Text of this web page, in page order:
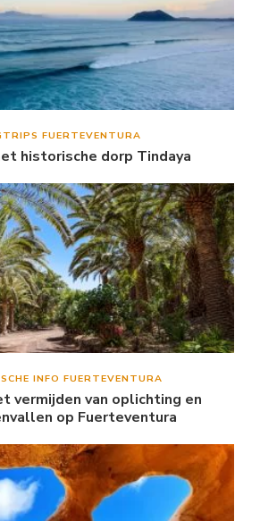
FUERTEVENTURA
historische dorp Tindaya
INFO FUERTEVENTURA
vermijden van oplichting en
op Fuerteventura